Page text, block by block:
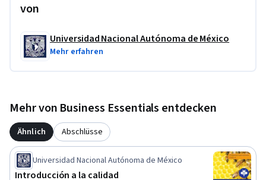
von
Universidad Nacional Autónoma de México
Mehr erfahren
Mehr von Business Essentials entdecken
Ähnlich Abschlüsse
Universidad Nacional Autónoma de México
Introducción a la calidad